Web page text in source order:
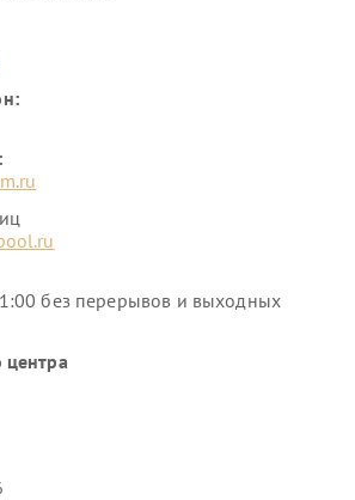
без перерывов и выходных
центра